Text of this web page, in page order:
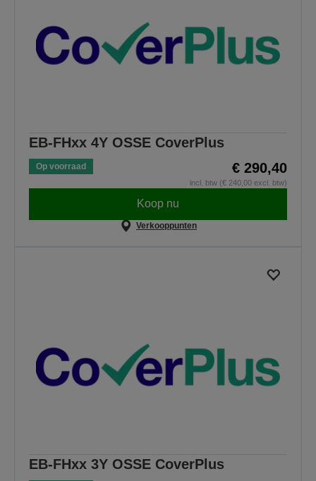
EB-FHxx 4Y OSSE CoverPlus
Op voorraad € 290,40
incl. btw (€ 240,00 excl. btw)
Koop nu
Verkooppunten
EB-FHxx 3Y OSSE CoverPlus